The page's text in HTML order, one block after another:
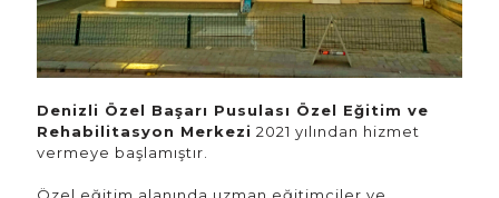
Denizli Özel Başarı Pusulası Özel Eğitim ve
Rehabilitasyon Merkezi 2021 yılından hizmet
vermeye başlamıştır.